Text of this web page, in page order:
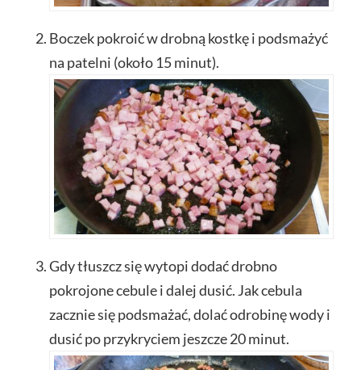
Boczek pokroić w drobną kostkę i podsmażyć
na patelni (około 15 minut).
Gdy tłuszcz się wytopi dodać drobno
pokrojone cebule i dalej dusić. Jak cebula
zacznie się podsmażać, dolać odrobinę wody i
dusić po przykryciem jeszcze 20 minut.